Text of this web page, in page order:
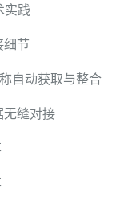
实践
细节
自动获取与整合
无缝对接